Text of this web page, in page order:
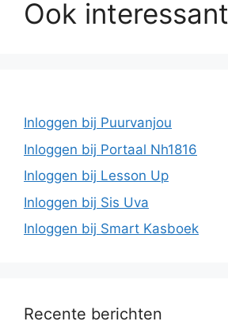
Ook interessant
Inloggen bij Puurvanjou
Inloggen bij Portaal Nh1816
Inloggen bij Lesson Up
Inloggen bij Sis Uva
Inloggen bij Smart Kasboek
Recente berichten